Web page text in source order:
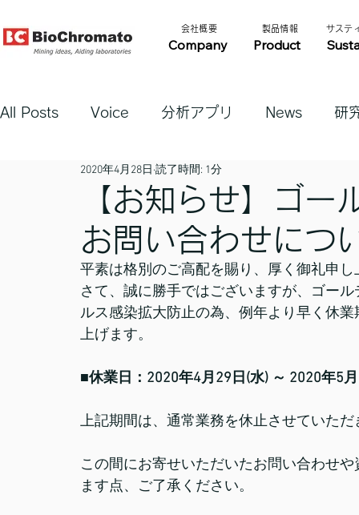
Company Product
​製品情報​​
​会社概要​​ サステ
All Posts Voice 分析アプリ News 研
【お知らせ】ゴー
お問い合わせにつ
2020年4月28日 読了時間: 1分
平素は格別のご高配を賜り、厚く御礼申し
さて、誠に勝手ではございますが、ゴー
ルス感染拡大防止の為、例年より早く休
上げます。
■休業日：2020年4月29日(水) ～ 2020年5
上記期間は、通常業務を休止させていただ
この間にお寄せいただいたお問い合わせ
ます点、ご了承ください。